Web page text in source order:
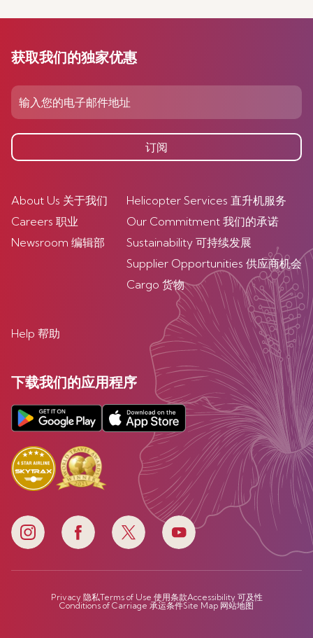
获取我们的独家优惠
订阅
About Us 关于我们
Careers 职业
Newsroom 编辑部
Helicopter Services 直升机服务
Our Commitment 我们的承诺
Sustainability 可持续发展
Supplier Opportunities 供应商机会
Cargo 货物
Help 帮助
下载我们的应用程序
Privacy 隐私Terms of Use 使用条款Accessibility 可及性
Conditions of Carriage 承运条件Site Map 网站地图